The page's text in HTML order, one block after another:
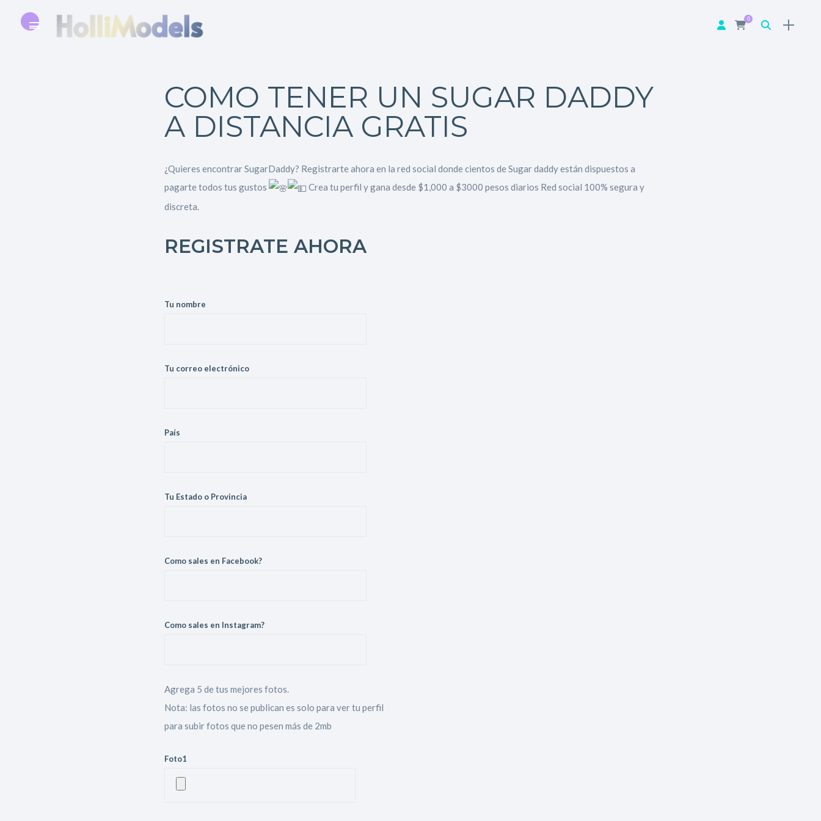
0
COMO TENER UN SUGAR DADDY
A DISTANCIA GRATIS
¿Quieres encontrar SugarDaddy? Registrarte ahora en la red social donde cientos de Sugar daddy están dispuestos a
pagarte todos tus gustos
Crea tu perfil y gana desde $1,000 a $3000 pesos diarios Red social 100% segura y
discreta.
REGISTRATE AHORA
Tu nombre
Tu correo electrónico
País
Tu Estado o Provincia
Como sales en Facebook?
Como sales en Instagram?
Agrega 5 de tus mejores fotos.
Nota: las fotos no se publican es solo para ver tu perfil
para subir fotos que no pesen más de 2mb
Foto1